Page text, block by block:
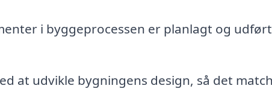
i byggeprocessen er planlagt og
at udvikle bygningens design, så det